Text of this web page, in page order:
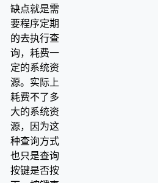
缺点就是需
要程序定期
的去执行查
询，耗费一
定的系统资
源。实际上
耗费不了多
大的系统资
源，因为这
种查询方式
也只是查询
按键是否按